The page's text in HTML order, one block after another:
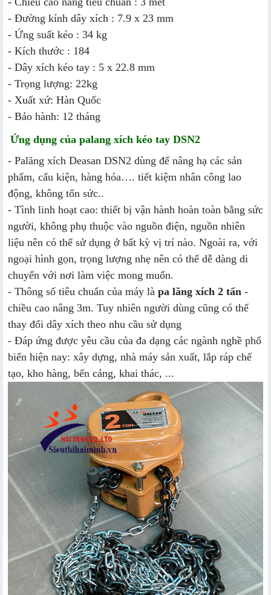
- Đường kính dây xích : 7.9 x 23 mm
- Ứng suất kéo : 34 kg
- Kích thước : 184
- Dây xích kéo tay : 5 x 22.8 mm
- Trọng lượng: 22kg
- Xuất xứ: Hàn Quốc
- Bảo hành: 12 tháng
Ứng dụng của palang xích kéo tay DSN2
- Palăng xích Deasan DSN2 dùng để nâng hạ các sản
phẩm, cấu kiện, hàng hóa…. tiết kiệm nhân công lao
động, không tốn sức..
- Tình linh hoạt cao: thiết bị vận hành hoàn toàn bằng sức
người, không phụ thuộc vào nguồn điện, nguồn nhiên
liệu nên có thể sử dụng ở bất kỳ vị trí nào. Ngoài ra, với
ngoại hình gọn, trọng lượng nhẹ nên có thể dễ dàng di
chuyển với nơi làm việc mong muốn.
- Thông số tiêu chuẩn của máy là pa lăng xích 2 tấn -
chiều cao nâng 3m. Tuy nhiên người dùng cũng có thể
thay đổi dây xích theo nhu cầu sử dụng
- Đáp ứng được yêu cầu của đa dạng các ngành nghề phổ
biến hiện nay: xây dựng, nhà máy sản xuất, lắp ráp chế
tạo, kho hàng, bến cảng, khai thác, ...